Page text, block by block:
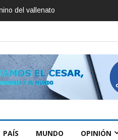
PAÍS MUNDO OPINIÓN